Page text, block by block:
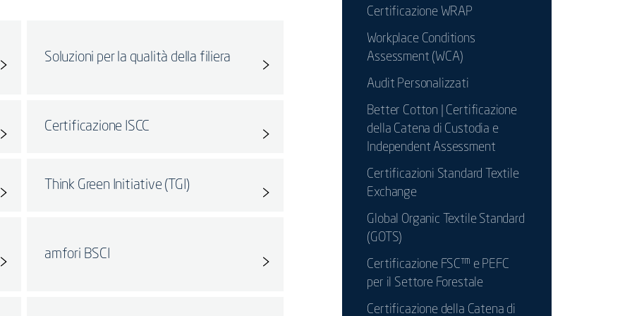
Soluzioni per la qualità della filiera
Certificazione ISCC
Think Green Initiative (TGI)
amfori BSCI
Certificazione WRAP
Workplace Conditions
Assessment (WCA)
Audit Personalizzati
Better Cotton | Certificazione
della Catena di Custodia e
Independent Assessment
Certificazioni Standard Textile
Exchange
Global Organic Textile Standard
(GOTS)
Certificazione FSC™ e PEFC
per il Settore Forestale
Certificazione della Catena di